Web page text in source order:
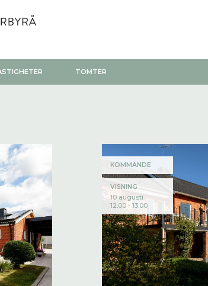
TOMTER
KOMMANDE
VISNING
10 augusti
12.00 - 13.00